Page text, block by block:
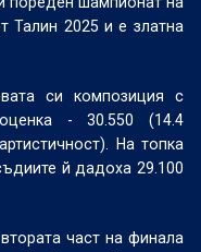
Талин 2025 и е златна
си композиция с
- 30.550 (14.4
На топка
й дадоха 29.100
част на финала